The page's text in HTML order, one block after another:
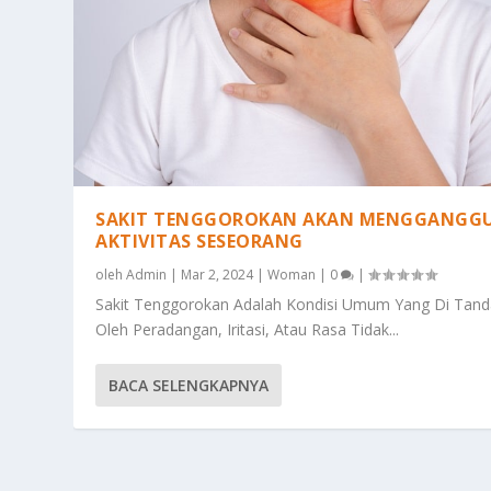
SAKIT TENGGOROKAN AKAN
AKTIVITAS SESEORANG
olehAdmin | Mar 2, 2024|Woman | 0 |
Sakit Tenggorokan Adalah Kondisi Umum Yang Di
Oleh Peradangan, Iritasi, Atau Rasa Tidak...
BACA SELENGKAPNYA